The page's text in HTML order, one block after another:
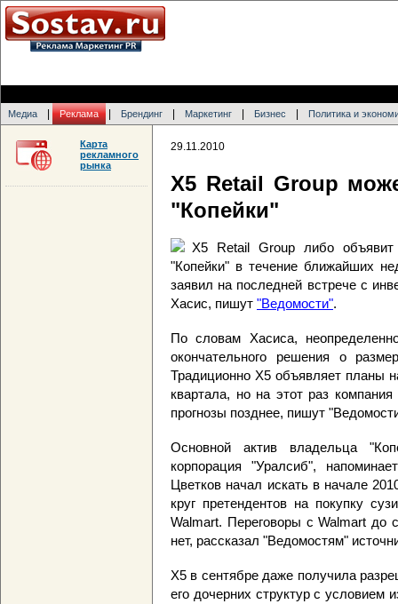
Медиа Реклама Брендинг Маркетинг Бизнес Политика и
29.11.2010
X5 Retail Group
"Копейки"
X5 Retail Group либо
"Копейки" в течение ближайших
заявил на последней встрече с
Хасис, пишут "Ведомости".
По словам Хасиса,
окончательного решения о
Традиционно X5 объявляет планы
квартала, но на этот раз
прогнозы позднее, пишут
Основной актив владельца
корпорация "Уралсиб",
Цветков начал искать в начале
круг претендентов на покупку
Walmart. Переговоры с Walmart до
нет, рассказал "Ведомостям"
X5 в сентябре даже получила
его дочерних структур с условием
Карта
рекламного
рынка